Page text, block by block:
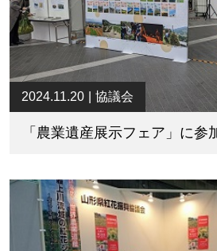
2024.11.20 協議会
「農業遺産展示フェア」に参